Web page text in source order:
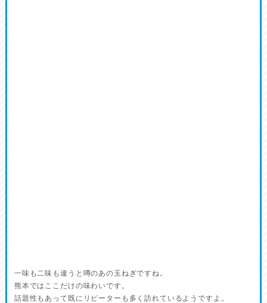
一味も二味も違うと噂のあの玉ねぎですね。
熊本ではここだけの味わいです。
話題性もあって既にリピーターも多く訪れているようですよ。